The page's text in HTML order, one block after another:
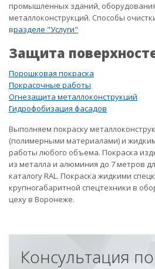
промышленных зданий,
металлоконструкций. Способы
вразделе "Услуги"
Защита
Порошковая покраска
Покрасочные работы
Огнезащита металлоконструкций
Гидрофобизация фасадов
Выполняем покраску
(полимерными материалами) и
работы любого объема. Покраска
из металла и алюминия до 7 метров
каталогу RAL. Покраска жидкими
крупногабаритной спецтехники в
цеху в Воронеже.
Консультация